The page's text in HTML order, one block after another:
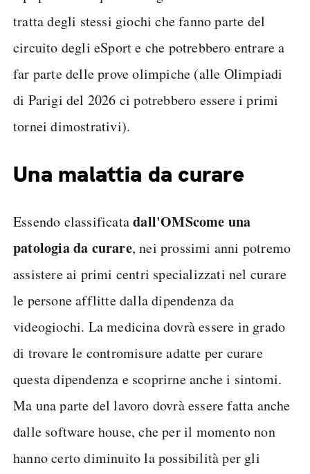
tratta degli stessi giochi che fanno parte del
circuito degli eSport e che potrebbero entrare a
far parte delle prove olimpiche (alle Olimpiadi
di Parigi del 2026 ci potrebbero essere i primi
tornei dimostrativi).
Una malattia da curare
Essendo classificatadall'OMScome una
patologia da curare, nei prossimi anni potremo
assistere ai primi centri specializzati nel curare
le persone afflitte dalla dipendenza da
videogiochi. La medicina dovrà essere in grado
di trovare le contromisure adatte per curare
questa dipendenza e scoprirne anche i sintomi.
Ma una parte del lavoro dovrà essere fatta anche
dalle software house, che per il momento non
hanno certo diminuito la possibilità per gli